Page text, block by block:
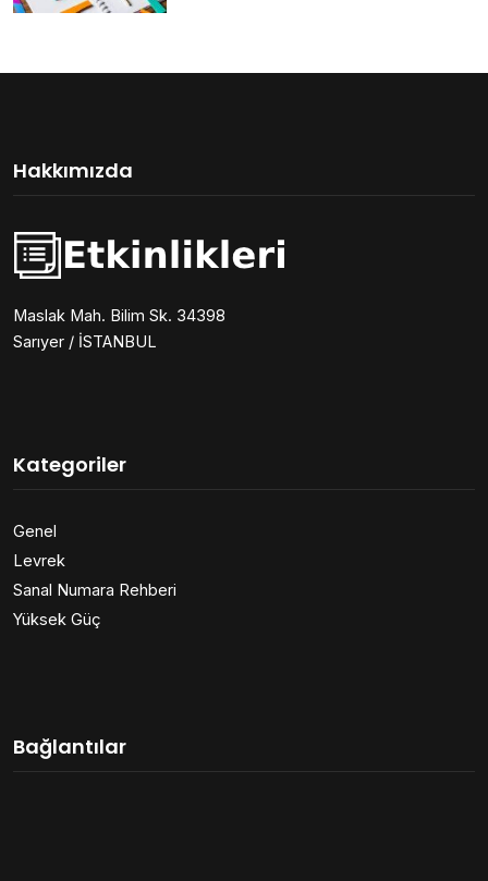
Hakkımızda
Maslak Mah. Bilim Sk. 34398
Sarıyer / İSTANBUL
Kategoriler
Genel
Levrek
Sanal Numara Rehberi
Yüksek Güç
Bağlantılar